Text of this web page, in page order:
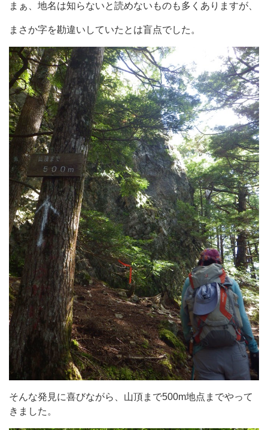
まぁ、地名は知らないと読めないものも多くありますが、
まさか字を勘違いしていたとは盲点でした。
そんな発見に喜びながら、山頂まで500m地点までやって
きました。